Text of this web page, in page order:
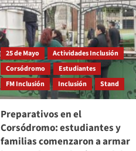
unir
nuestras
luchas”
25 de Mayo
Actividades Inclusión
Corsódromo
Estudiantes
FM Inclusión
Inclusión Stand
Preparativos en el
Corsódromo: estudiantes y
familias comenzaron a armar